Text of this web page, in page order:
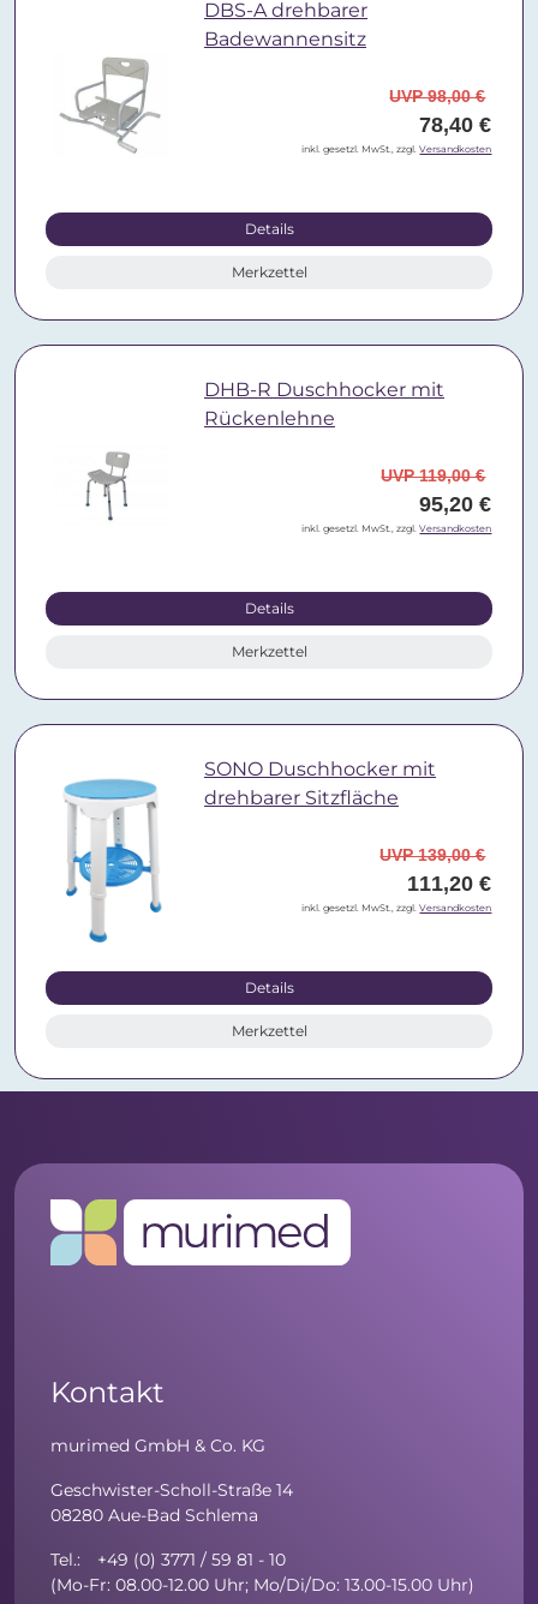
DBS-A drehbarer
Badewannensitz
UVP 98,00 €
78,40 €
inkl. gesetzl. MwSt., zzgl.Versandkosten
Details
Merkzettel
DHB-R Duschhocker mit
Rückenlehne
UVP 119,00 €
95,20 €
inkl. gesetzl. MwSt., zzgl.Versandkosten
Details
Merkzettel
SONO Duschhocker mit
drehbarer Sitzfläche
UVP 139,00 €
111,20 €
inkl. gesetzl. MwSt., zzgl.Versandkosten
Details
Merkzettel
Kontakt
murimed GmbH & Co. KG
Geschwister-Scholl-Straße 14
08280 Aue-Bad Schlema
Tel.: +49 (0) 3771 / 59 81 - 10
(Mo-Fr: 08.00-12.00 Uhr; Mo/Di/Do: 13.00-15.00 Uhr)